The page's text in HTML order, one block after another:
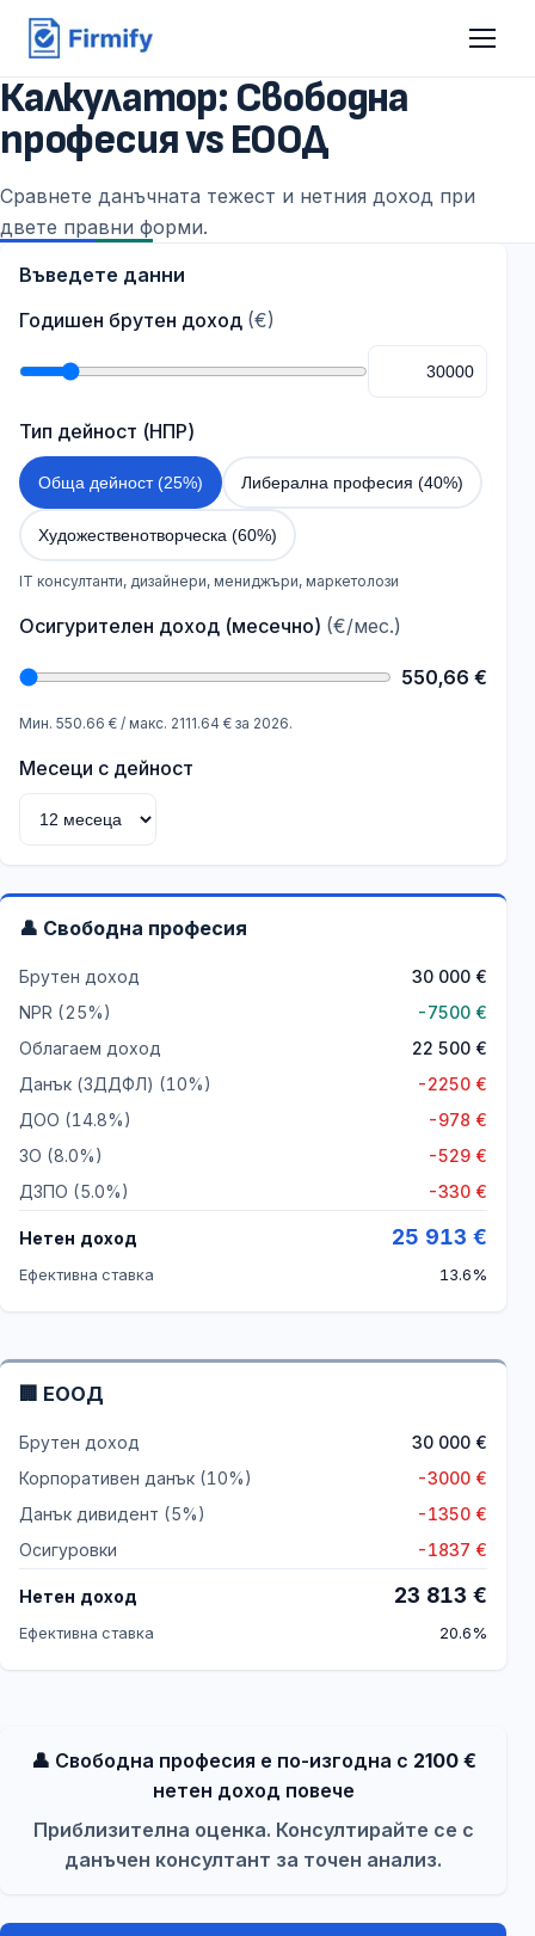
Калкулатор: Свободна
професия vs ЕООД
Сравнете данъчната тежест и нетния доход при
двете правни форми.
Въведете данни
Годишен брутен доход (€)
Тип дейност (НПР)
Обща дейност (25%) Либерална професия (40%)
Художественотворческа (60%)
IT консултанти, дизайнери, мениджъри, маркетолози
Осигурителен доход (месечно) (€/мес.)
550,66 €
Мин. 550.66 € / макс. 2111.64 € за 2026.
Месеци с дейност
👤 Свободна професия
Брутен доход 30 000 €
NPR (25%) -7500 €
Облагаем доход
22 500 €
Данък (ЗДДФЛ) (10%) -2250 €
ДОО (14.8%) -978 €
ЗО (8.0%) -529 €
ДЗПО (5.0%) -330 €
Нетен доход 25 913 €
Ефективна ставка 13.6%
🏢 ЕООД
Брутен доход 30 000 €
Корпоративен данък (10%) -3000 €
Данък дивидент (5%) -1350 €
Осигуровки
-1837 €
Нетен доход 23 813 €
Ефективна ставка 20.6%
👤 Свободна професия е по-изгодна с 2100€
нетен доход повече
Приблизителна оценка. Консултирайте се с
данъчен консултант за точен анализ.